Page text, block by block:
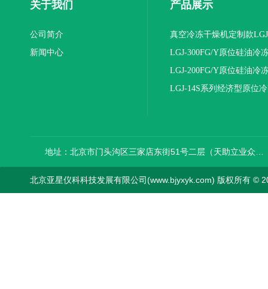
关于我们
公司简介
新闻中心
产品展示
真空冷冻干燥机定制款
16NS/C标准版
LGJ-300FG/Y原位硅油冷
机(压盖型)
LGJ-200FG/Y原位硅油冷
机(压盖型)
LGJ-14S系列经济型原位
北京亚星仪科科技发展有限公司(www.bjyxyk.com) 版权所有 ©